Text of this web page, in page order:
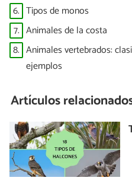
6. Tipos de monos
7. Animales de la costa
8. Animales vertebrados:
ejemplos
Artículos